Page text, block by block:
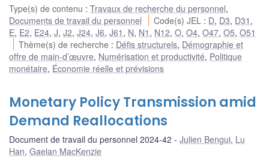
Type(s) de contenu : Travaux de recherche du personnel,
Documents de travail du personnel
Code(s) JEL : D, D3, D31 ,
E, E2, E24, J, J2, J24, J6, J61 , N, N1 , N12, O, O4, O47, O5, O51
Thème(s) de recherche : Défis structurels, Démographie et
offre de main-d’œuvre, Numérisation et productivité, Politique
monétaire, Économie réelle et prévisions
Monetary Policy Transmission amid
Demand Reallocations
Document de travail du personnel 2024-42 Julien Bengui, Lu
Han, Gaelan MacKenzie